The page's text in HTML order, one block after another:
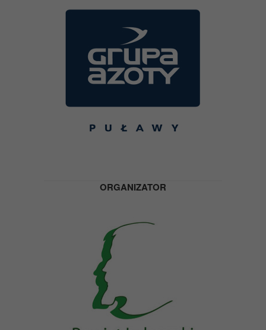
ORGANIZATOR